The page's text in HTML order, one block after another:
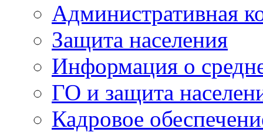
Административная
Защита населения
Информация о
ГО и защита
Кадровое